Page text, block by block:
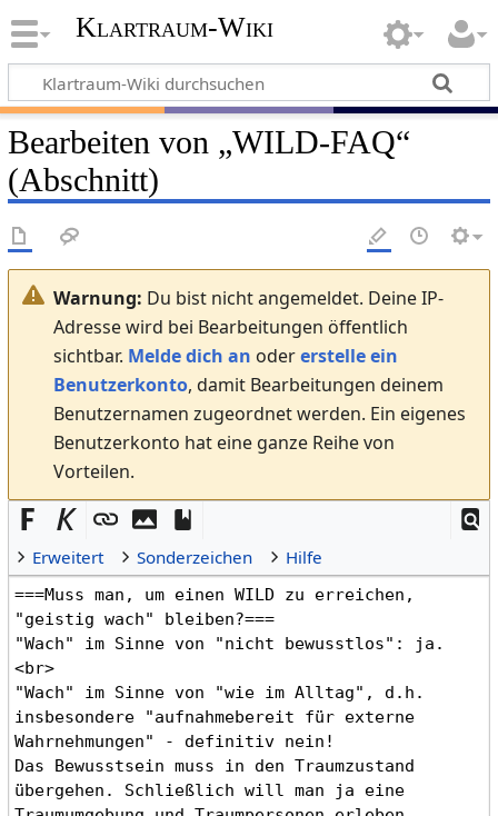
Klartraum-Wiki
Bearbeiten von „WILD-FAQ“
(Abschnitt)
Warnung: Du bist nicht angemeldet. Deine IP-
Adresse wird bei Bearbeitungen öffentlich
sichtbar. Melde dich an odererstelle ein
Benutzerkonto, damit Bearbeitungen deinem
Benutzernamen zugeordnet werden. Ein eigenes
Benutzerkonto hat eine ganze Reihe von
Vorteilen.
Erweitert Sonderzeichen Hilfe